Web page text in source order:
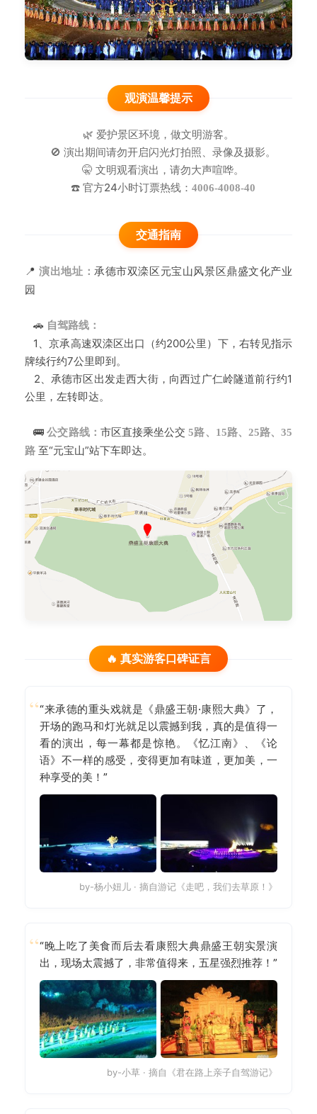
观演温馨提示
🌿 爱护景区环境，做文明游客。
🚫 演出期间请勿开启闪光灯拍照、录像及摄影。
🤫 文明观看演出，请勿大声喧哗。
☎️ 官方24小时订票热线： 4006-4008-40
交通指南
📍演出地址： 承德市双滦区元宝山风景区鼎盛文化产业
园
🚗 自驾路线：
1、京承高速双滦区出口（约200公里）下，右转见指示
牌续行约7公里即到。
2、承德市区出发走西大街，向西过广仁岭隧道前行约1
公里，左转即达。
🚌公交路线： 市区直接乘坐公交5路、15路、25路、35
路 至“元宝山”站下车即达。
🔥 真实游客口碑证言
“来承德的重头戏就是《鼎盛王朝·康熙大典》了，
开场的跑马和灯光就足以震撼到我，真的是值得一
看的演出，每一幕都是惊艳。《忆江南》、《论
语》不一样的感受，变得更加有味道，更加美，一
种享受的美！”
by-杨小妞儿 · 摘自游记《走吧，我们去草原！》
“晚上吃了美食而后去看康熙大典鼎盛王朝实景演
出，现场太震撼了，非常值得来，五星强烈推荐！”
by-小草 · 摘自《君在路上亲子自驾游记》